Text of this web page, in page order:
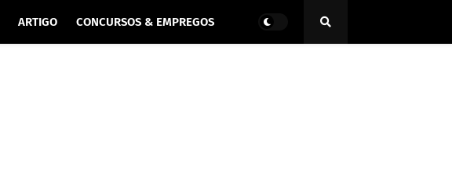
ARTIGO CONCURSOS & EMPREGOS